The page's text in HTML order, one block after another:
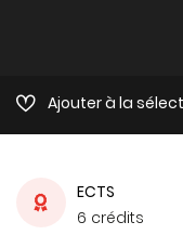
Ajouter à la
ECTS
6 crédits